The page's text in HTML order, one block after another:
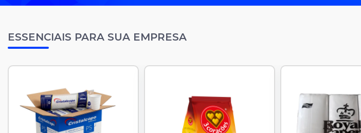
ESSENCIAIS PARA SUA EMPRESA